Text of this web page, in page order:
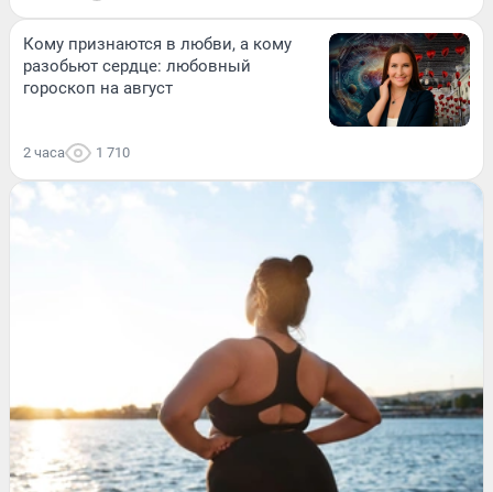
Кому признаются в любви, а кому
разобьют сердце: любовный
гороскоп на август
2 часа 1 710